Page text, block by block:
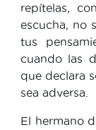
repítelas,
escucha, no
tus
cuando las
que declara
sea adversa.
El hermano